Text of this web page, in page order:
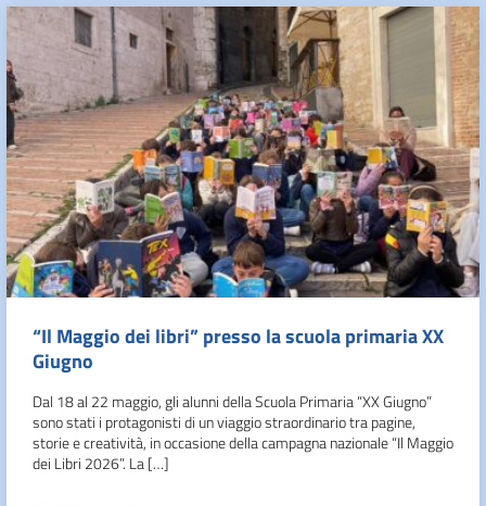
“Il Maggio dei libri” presso la scuola primaria XX
Giugno
Dal 18 al 22 maggio, gli alunni della Scuola Primaria “XX Giugno”
sono stati i protagonisti di un viaggio straordinario tra pagine,
storie e creatività, in occasione della campagna nazionale “Il Maggio
dei Libri 2026”. La […]